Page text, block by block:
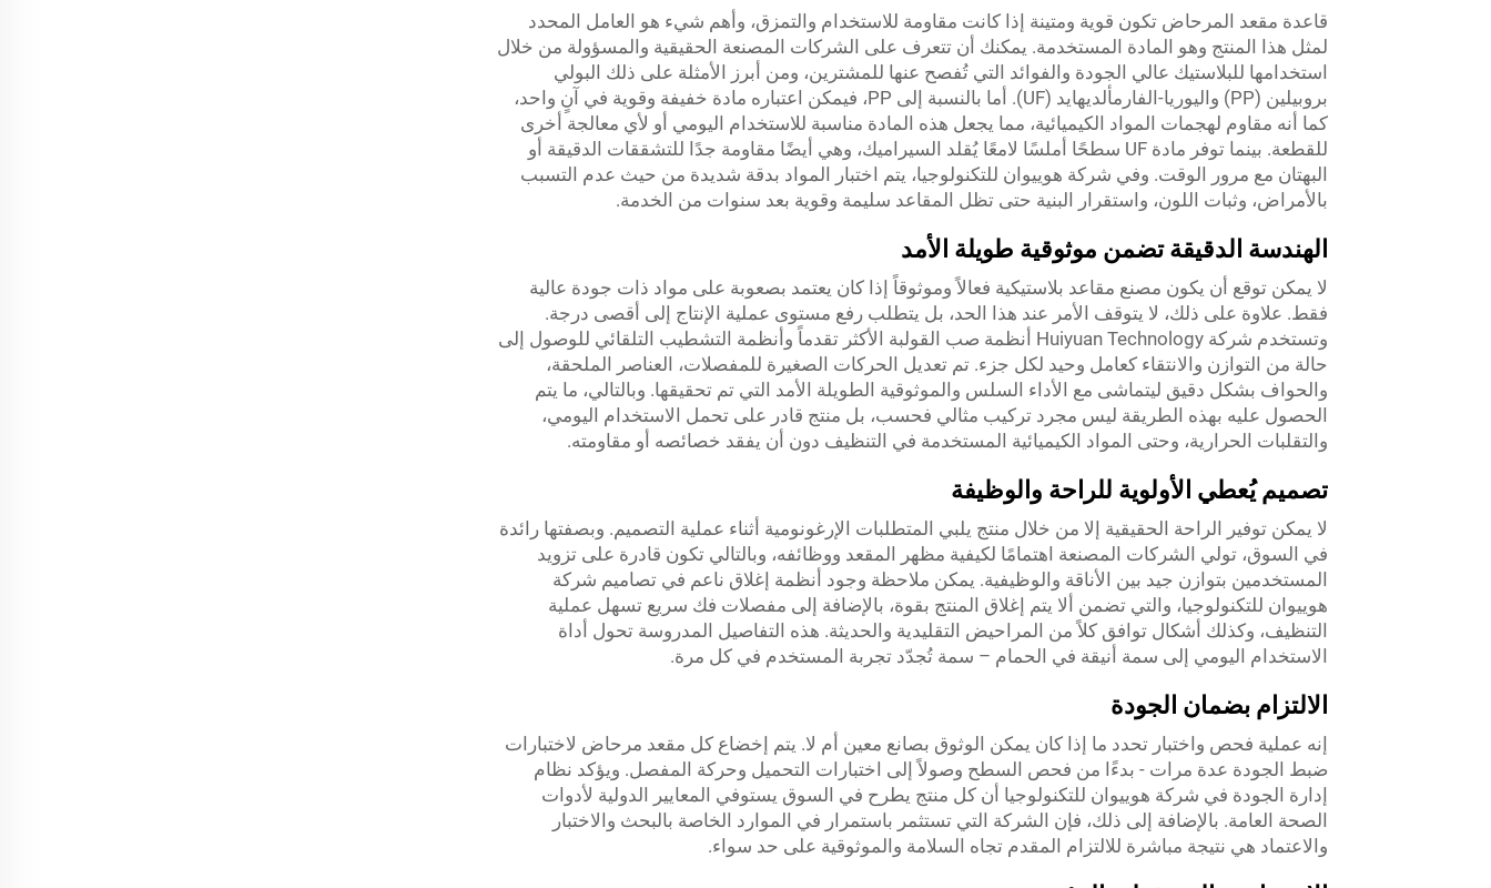
قاعدة مقعد المرحاض تكون قوية ومتينة إذا كانت مقاومة للاستخدام والتمزق، وأهم شيء هو العامل المحدد
لمثل هذا المنتج وهو المادة المستخدمة. يمكنك أن تتعرف على الشركات المصنعة الحقيقية والمسؤولة من خلال
استخدامها للبلاستيك عالي الجودة والفوائد التي تُفصح عنها للمشترين، ومن أبرز الأمثلة على ذلك البولي
بروبيلين (PP) واليوريا-الفارمألديهايد (UF). أما بالنسبة إلى PP، فيمكن اعتباره مادة خفيفة وقوية في آنٍ واحد،
كما أنه مقاوم لهجمات المواد الكيميائية، مما يجعل هذه المادة مناسبة للاستخدام اليومي أو لأي معالجة أخرى
للقطعة. بينما توفر مادة UF سطحًا أملسًا لامعًا يُقلد السيراميك، وهي أيضًا مقاومة جدًا للتشققات الدقيقة أو
البهتان مع مرور الوقت. وفي شركة هوييوان للتكنولوجيا، يتم اختبار المواد بدقة شديدة من حيث عدم التسبب
بالأمراض، وثبات اللون، واستقرار البنية حتى تظل المقاعد سليمة وقوية بعد سنوات من الخدمة.
الهندسة الدقيقة تضمن موثوقية طويلة الأمد
لا يمكن توقع أن يكون مصنع مقاعد بلاستيكية فعالاً وموثوقاً إذا كان يعتمد بصعوبة على مواد ذات جودة عالية
فقط. علاوة على ذلك، لا يتوقف الأمر عند هذا الحد، بل يتطلب رفع مستوى عملية الإنتاج إلى أقصى درجة.
وتستخدم شركة Huiyuan Technology أنظمة صب القولبة الأكثر تقدماً وأنظمة التشطيب التلقائي للوصول إلى
حالة من التوازن والانتقاء كعامل وحيد لكل جزء. تم تعديل الحركات الصغيرة للمفصلات، العناصر الملحقة،
والحواف بشكل دقيق ليتماشى مع الأداء السلس والموثوقية الطويلة الأمد التي تم تحقيقها. وبالتالي، ما يتم
الحصول عليه بهذه الطريقة ليس مجرد تركيب مثالي فحسب، بل منتج قادر على تحمل الاستخدام اليومي،
والتقلبات الحرارية، وحتى المواد الكيميائية المستخدمة في التنظيف دون أن يفقد خصائصه أو مقاومته.
تصميم يُعطي الأولوية للراحة والوظيفة
لا يمكن توفير الراحة الحقيقية إلا من خلال منتج يلبي المتطلبات الإرغونومية أثناء عملية التصميم. وبصفتها رائدة
في السوق، تولي الشركات المصنعة اهتمامًا لكيفية مظهر المقعد ووظائفه، وبالتالي تكون قادرة على تزويد
المستخدمين بتوازن جيد بين الأناقة والوظيفية. يمكن ملاحظة وجود أنظمة إغلاق ناعم في تصاميم شركة
هوييوان للتكنولوجيا، والتي تضمن ألا يتم إغلاق المنتج بقوة، بالإضافة إلى مفصلات فك سريع تسهل عملية
التنظيف، وكذلك أشكال توافق كلاً من المراحيض التقليدية والحديثة. هذه التفاصيل المدروسة تحول أداة
الاستخدام اليومي إلى سمة أنيقة في الحمام – سمة تُجدّد تجربة المستخدم في كل مرة.
الالتزام بضمان الجودة
إنه عملية فحص واختبار تحدد ما إذا كان يمكن الوثوق بصانع معين أم لا. يتم إخضاع كل مقعد مرحاض لاختبارات
ضبط الجودة عدة مرات - بدءًا من فحص السطح وصولاً إلى اختبارات التحميل وحركة المفصل. ويؤكد نظام
إدارة الجودة في شركة هوييوان للتكنولوجيا أن كل منتج يطرح في السوق يستوفي المعايير الدولية لأدوات
الصحة العامة. بالإضافة إلى ذلك، فإن الشركة التي تستثمر باستمرار في الموارد الخاصة بالبحث والاختبار
والاعتماد هي نتيجة مباشرة للالتزام المقدم تجاه السلامة والموثوقية على حد سواء.